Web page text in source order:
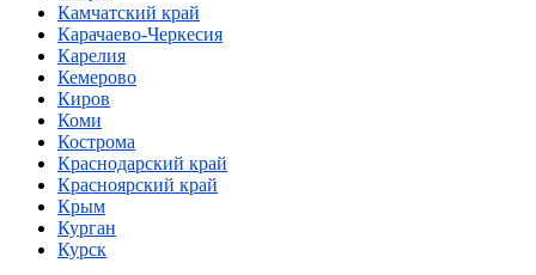
Камчатский край
Карачаево-Черкесия
Карелия
Кемерово
Киров
Коми
Кострома
Краснодарский край
Красноярский край
Крым
Курган
Курск